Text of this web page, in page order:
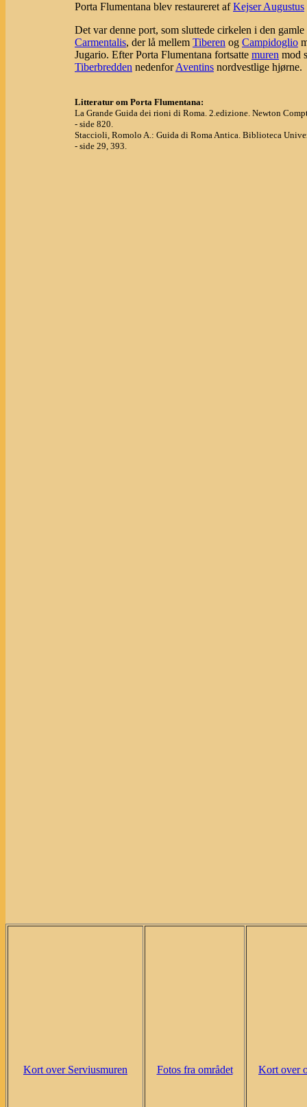
Porta Flumentana blev restaureret afKejser Augustus
Det var denne port, som sluttede cirkelen i den gamle
Carmentalis, der lå mellem Tiberen og Campidoglio
Jugario. Efter Porta Flumentana fortsatte muren mod
Tiberbredden nedenforAventins nordvestlige hjørne.
Litteratur om Porta Flumentana:
La Grande Guida dei rioni di Roma. 2.edizione. Newton
- side 820.
Staccioli, Romolo A.: Guida di Roma Antica. Biblioteca
- side 29, 393.
Kort over Serviusmuren Fotos fra området Kort over